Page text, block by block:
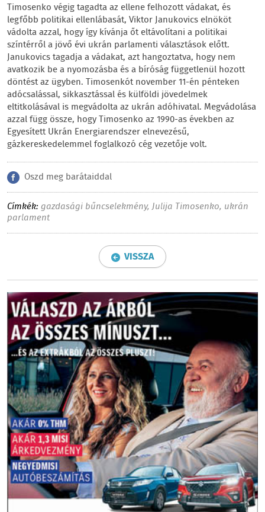
Timosenko végig tagadta az ellene felhozott vádakat, és
legfőbb politikai ellenlábasát, Viktor Janukovics elnököt
vádolta azzal, hogy így kívánja őt eltávolítani a politikai
színtérről a jövő évi ukrán parlamenti választások előtt.
Janukovics tagadja a vádakat, azt hangoztatva, hogy nem
avatkozik be a nyomozásba és a bíróság függetlenül hozott
döntést az ügyben. Timosenkót november 11-én pénteken
adócsalással, sikkasztással és külföldi jövedelmek
eltitkolásával is megvádolta az ukrán adóhivatal. Megvádolása
azzal függ össze, hogy Timosenko az 1990-as években az
Egyesített Ukrán Energiarendszer elnevezésű,
gázkereskedelemmel foglalkozó cég vezetője volt.
Oszd meg barátaiddal
Címkék: gazdasági bűncselekmény,Julija Timosenko, ukrán
parlament
VISSZA